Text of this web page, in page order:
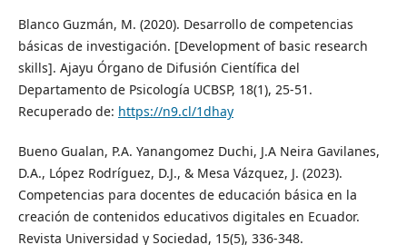
Blanco Guzmán, M. (2020). Desarrollo de competencias
básicas de investigación. [Development of basic research
skills]. Ajayu Órgano de Difusión Científica del
Departamento de Psicología UCBSP, 18(1), 25-51.
Recuperado de: https://n9.cl/1dhay
Bueno Gualan, P.A. Yanangomez Duchi, J.A Neira Gavilanes,
D.A., López Rodríguez, D.J., & Mesa Vázquez, J. (2023).
Competencias para docentes de educación básica en la
creación de contenidos educativos digitales en Ecuador.
Revista Universidad y Sociedad, 15(5), 336-348.